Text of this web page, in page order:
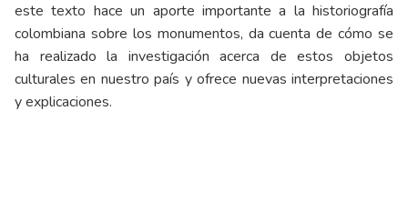
este texto hace un aporte importante a la historiografía
colombiana sobre los monumentos, da cuenta de cómo se
ha realizado la investigación acerca de estos objetos
culturales en nuestro país y ofrece nuevas interpretaciones
y explicaciones.